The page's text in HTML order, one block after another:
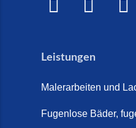
Leistungen
Malerarbeiten und
Fugenlose Bäder,